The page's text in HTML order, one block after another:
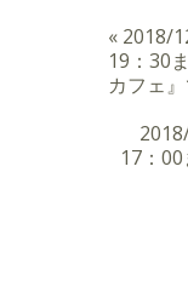
« 2018/
19：30
カフェ
17：